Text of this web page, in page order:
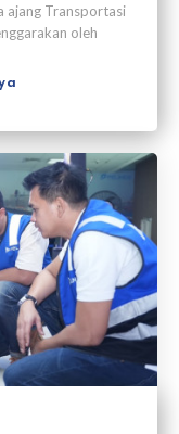
ajang Transportasi
oleh